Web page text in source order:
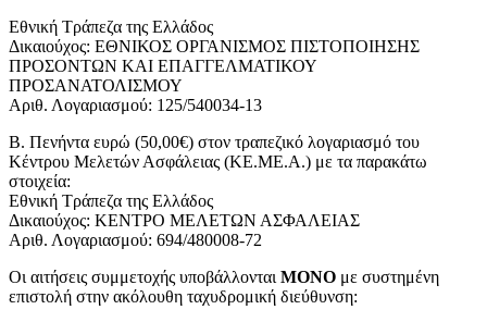
Εθνική Τράπεζα της Ελλάδος
Δικαιούχος: ΕΘΝΙΚΟΣ ΟΡΓΑΝΙΣΜΟΣ ΠΙΣΤΟΠΟΙΗΣΗΣ
ΠΡΟΣΟΝΤΩΝ ΚΑΙ ΕΠΑΓΓΕΛΜΑΤΙΚΟΥ
ΠΡΟΣΑΝΑΤΟΛΙΣΜΟΥ
Αριθ. Λογαριασμού: 125/540034-13
Β. Πενήντα ευρώ (50,00€) στον τραπεζικό λογαριασμό του
Κέντρου Μελετών Ασφάλειας (ΚΕ.ΜΕ.Α.) με τα παρακάτω
στοιχεία:
Εθνική Τράπεζα της Ελλάδος
Δικαιούχος: ΚΕΝΤΡΟ ΜΕΛΕΤΩΝ ΑΣΦΑΛΕΙΑΣ
Αριθ. Λογαριασμού: 694/480008-72
Οι αιτήσεις συμμετοχής υποβάλλονται ΜΟΝΟ με συστημένη
επιστολή στην ακόλουθη ταχυδρομική διεύθυνση: